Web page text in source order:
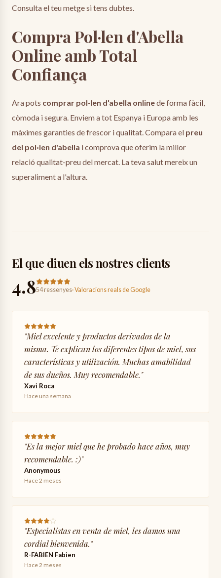
Consulta el teu metge si tens dubtes.
Compra Pol·len d'Abella
Online amb Total
Confiança
Ara pots comprar pol·len d'abella onlinede forma fàcil,
còmoda i segura. Enviem a tot Espanya i Europa amb les
màximes garanties de frescor i qualitat. Compara el preu
del pol·len d'abella i comprova que oferim la millor
relació qualitat-preu del mercat. La teva salut mereix un
superaliment a l'altura.
El que diuen els nostres clients
4.854 ressenyes·Valoracions reals de Google
"Miel excelente y productos derivados de la
misma. Te explican los diferentes tipos de miel, sus
características y utilización. Muchas amabilidad
de sus dueños. Muy recomendable."
Xavi Roca
Hace una semana
"Es la mejor miel que he probado hace años, muy
recomendable. :)"
Anonymous
Hace 2 meses
"Especialistas en venta de miel, les damos una
cordial bienvenida."
R-FABIEN Fabien
Hace 2 meses